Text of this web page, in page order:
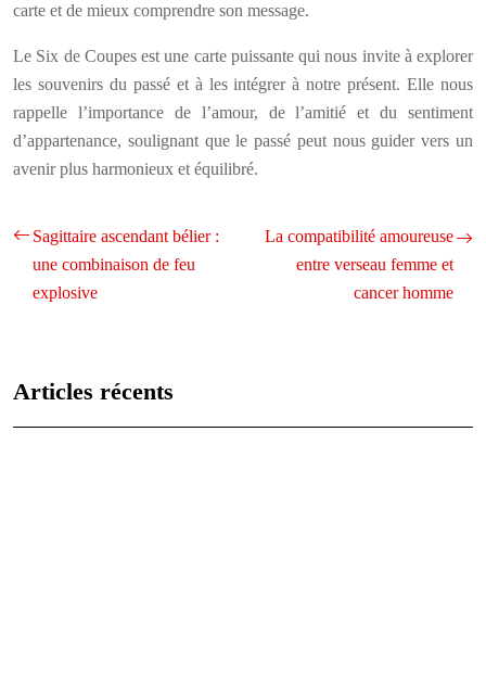
carte et de mieux comprendre son message.
Le Six de Coupes est une carte puissante qui nous invite à explorer
les souvenirs du passé et à les intégrer à notre présent. Elle nous
rappelle l’importance de l’amour, de l’amitié et du sentiment
d’appartenance, soulignant que le passé peut nous guider vers un
avenir plus harmonieux et équilibré.
Sagittaire ascendant bélier :
une combinaison de feu
explosive
La compatibilité amoureuse
entre verseau femme et
cancer homme
Articles récents